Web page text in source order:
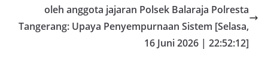
oleh anggota jajaran Polsek Balaraja Polresta
Tangerang: Upaya Penyempurnaan Sistem [Selasa,
16 Juni 2026 | 22:52:12]